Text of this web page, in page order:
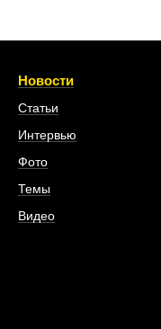
Новости
Статьи
Интервью
Фото
Темы
Видео